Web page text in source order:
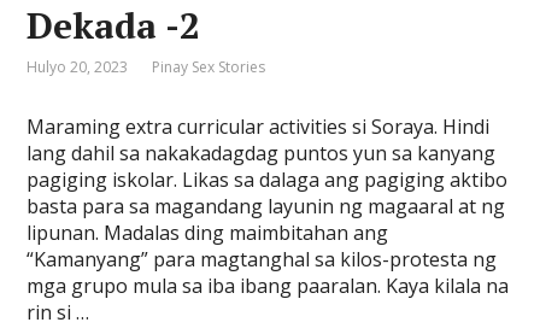
Dekada -2
Hulyo 20, 2023 Pinay Sex Stories
Maraming extra curricular activities si Soraya. Hindi
lang dahil sa nakakadagdag puntos yun sa kanyang
pagiging iskolar. Likas sa dalaga ang pagiging aktibo
basta para sa magandang layunin ng magaaral at ng
lipunan. Madalas ding maimbitahan ang
“Kamanyang” para magtanghal sa kilos-protesta ng
mga grupo mula sa iba ibang paaralan. Kaya kilala na
rin si …